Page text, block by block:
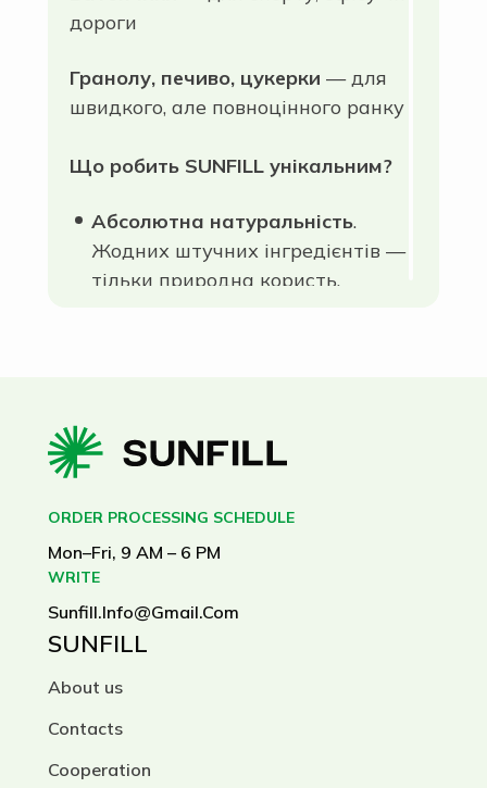
дороги
Гранолу, печиво, цукерки — для
швидкого, але повноцінного ранку
Що робить SUNFILL унікальним?
Абсолютна натуральність.
Жодних штучних інгредієнтів —
тільки природна користь.
здорового перекусу.
Смачно та зручно . Упаковка
рюкзак чи бардачок — ідеально
для тих, хто завжди в русі.
Вироблено в Україні
українське, обираючи якісне!
SUNFILL — обирай усвідомлено!
здорове харчування
життя без компромісів. Для тих,
ORDER PROCESSING SCHEDULE
Mon–Fri, 9 AM – 6 PM
WRITE
Sunfill.info@gmail.com
SUNFILL
About us
Contacts
Cooperation